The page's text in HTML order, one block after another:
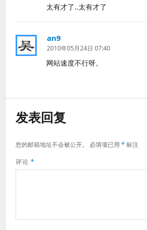
太有才了..太有才了
an9
道：
2010年05月24日 07:40
网站速度不行呀。
发表回复
您的邮箱地址不会被公开。 必填项已用 *标注
评论 *